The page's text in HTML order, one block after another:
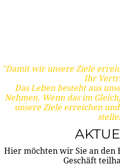
"Damit wir unsere Ziele
Ihr
Das Leben besteht aus
Nehmen. Wenn das im
unsere Ziele erreichen
Hier möchten wir Sie an den
Geschäft